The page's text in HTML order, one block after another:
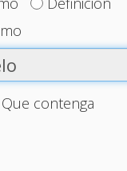
Que contenga